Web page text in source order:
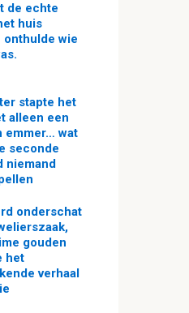
de echte
huis
onthulde wie
stapte het
alleen een
emmer… wat
seconde
niemand
onderschat
gouden
het
verhaal